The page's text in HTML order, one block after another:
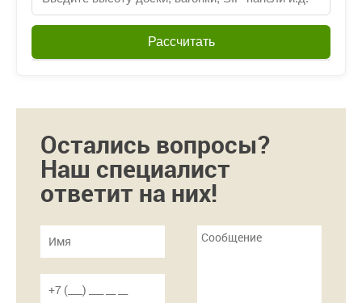
Рассчитать
Остались вопросы?
Наш специалист
ответит на них!